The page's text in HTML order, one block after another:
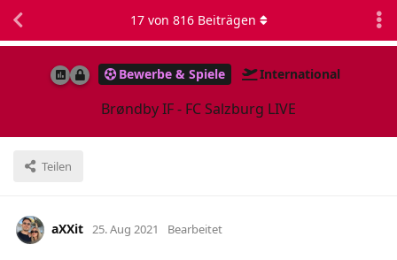
Bewerbe & Spiele International
Brøndby IF - FC Salzburg LIVE
Teilen
17von 816Beiträgen
aXXit 25. Aug 2021 Bearbeitet